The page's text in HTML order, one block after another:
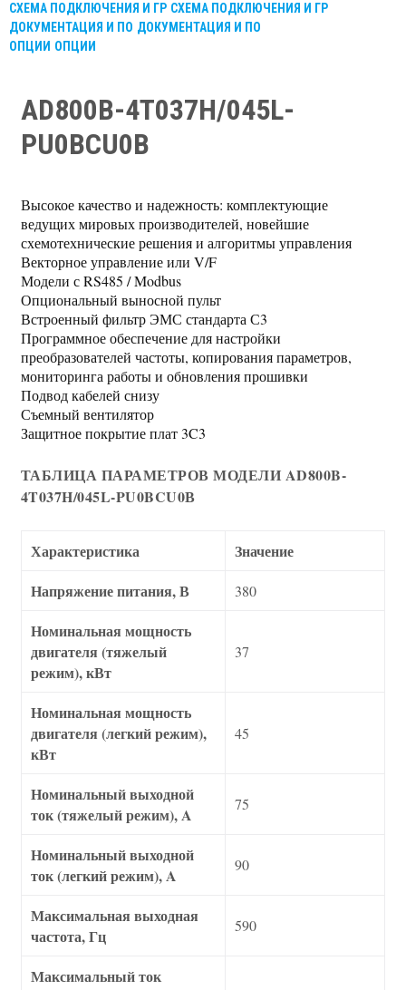
СХЕМА ПОДКЛЮЧЕНИЯ И ГР СХЕМА ПОДКЛЮЧЕНИЯ И ГР
ДОКУМЕНТАЦИЯ И ПО ДОКУМЕНТАЦИЯ И ПО
ОПЦИИ ОПЦИИ
AD800B-4T037H/045L-
PU0BCU0В
Высокое качество и надежность: комплектующие
ведущих мировых производителей, новейшие
схемотехнические решения и алгоритмы управления
Векторное управление или V/F
Модели с RS485 / Modbus
Опциональный выносной пульт
Встроенный фильтр ЭМС стандарта С3
Программное обеспечение для настройки
преобразователей частоты, копирования параметров,
мониторинга работы и обновления прошивки
Подвод кабелей снизу
Съемный вентилятор
Защитное покрытие плат 3C3
ТАБЛИЦА ПАРАМЕТРОВ МОДЕЛИ AD800B-
4T037H/045L-PU0BCU0В
Характеристика
Значение
Напряжение питания, В
380
Номинальная мощность
двигателя (тяжелый
режим), кВт
37
Номинальная мощность
двигателя (легкий режим),
кВт
45
Номинальный выходной
ток (тяжелый режим), A
75
Номинальный выходной
ток (легкий режим), A
90
Максимальная выходная
частота, Гц
590
Максимальный ток